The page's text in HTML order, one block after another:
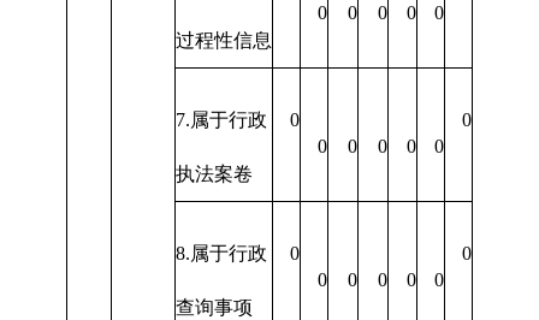
过程性信息
0
0 0 0 0
7.属于行政
执法案卷
0
0
0 0 0 0
0
8.属于行政
查询事项
0
0
0 0 0 0
0